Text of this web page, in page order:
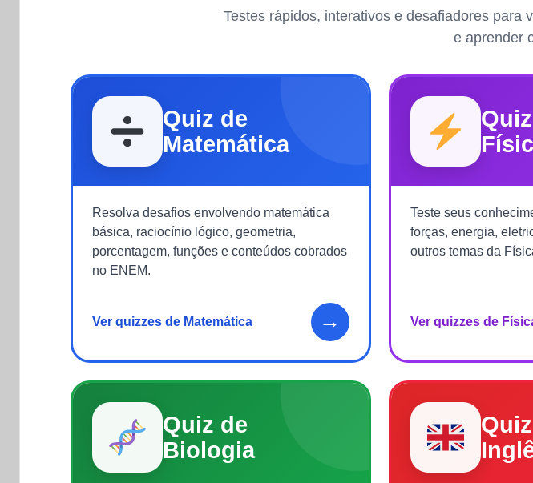
Testes rápidos, interativos e desafiadores para
e aprender
Quiz de
Matemática
Resolva desafios envolvendo matemática
básica, raciocínio lógico, geometria,
porcentagem, funções e conteúdos cobrados
no ENEM.
Ver quizzes de Matemática →
Teste seus
forças, energia,
outros temas da
Ver quizzes de
Quiz de
Biologia